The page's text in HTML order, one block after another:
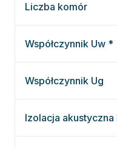
Liczba komór
Współczynnik Uw *
Współczynnik Ug
Izolacja akustyczna